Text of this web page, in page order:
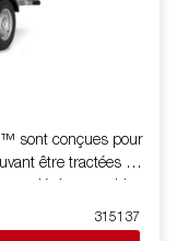
sont conçues pour
légère capable
La remorque offre
de la remorque
315137